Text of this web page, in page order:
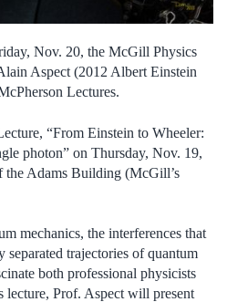
Nov. 20, the McGill Physics
Aspect (2012 Albert Einstein
Lectures.
“From Einstein to Wheeler:
photon” on Thursday, Nov. 19,
Adams Building (McGill’s
mechanics, the interferences that
separated trajectories of quantum
both professional physicists
lecture, Prof. Aspect will present